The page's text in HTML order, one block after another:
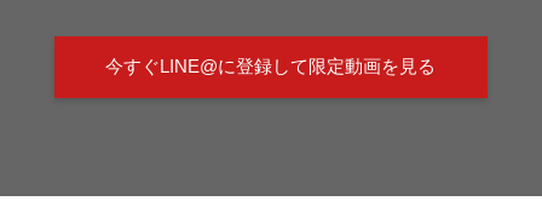
今すぐLINE@に登録して限定動画を見る